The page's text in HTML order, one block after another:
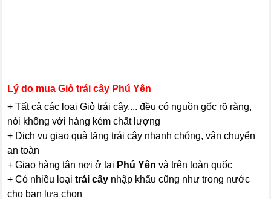
Lý do mua Giỏ trái cây Phú Yên
+ Tất cả các loại Giỏ trái cây.... đều có nguồn gốc rõ ràng,
nói không với hàng kém chất lượng
+ Dịch vụ giao quà tặng trái cây nhanh chóng, vận chuyển
an toàn
+ Giao hàng tận nơi ở tại Phú Yên và trên toàn quốc
+ Có nhiều loạitrái cây nhập khẩu cũng như trong nước
cho bạn lựa chọn